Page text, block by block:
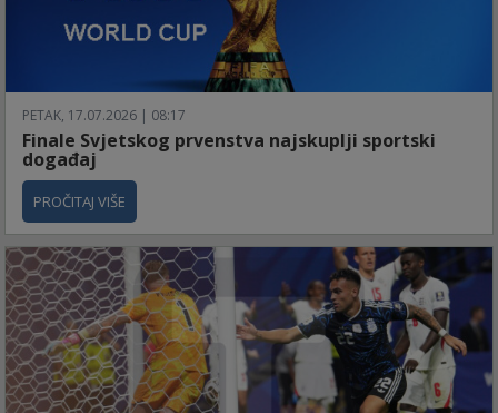
PETAK, 17.07.2026 | 08:17
Finale Svjetskog prvenstva najskuplji sportski
događaj
PROČITAJ VIŠE